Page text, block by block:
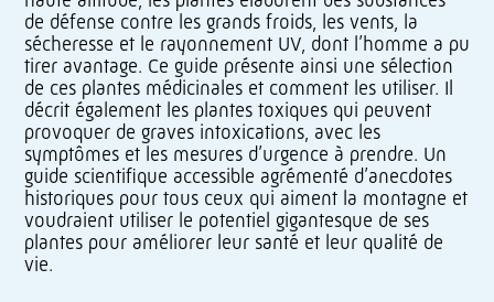
de défense contre les grands froids, les vents, la
sécheresse et le rayonnement UV, dont l’homme a pu
tirer avantage. Ce guide présente ainsi une sélection
de ces plantes médicinales et comment les utiliser. Il
décrit également les plantes toxiques qui peuvent
provoquer de graves intoxications, avec les
symptômes et les mesures d’urgence à prendre. Un
guide scientifique accessible agrémenté d’anecdotes
historiques pour tous ceux qui aiment la montagne et
voudraient utiliser le potentiel gigantesque de ses
plantes pour améliorer leur santé et leur qualité de
vie.